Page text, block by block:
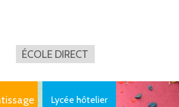
ÉCOLE DIRECT
Lycée hôtelier